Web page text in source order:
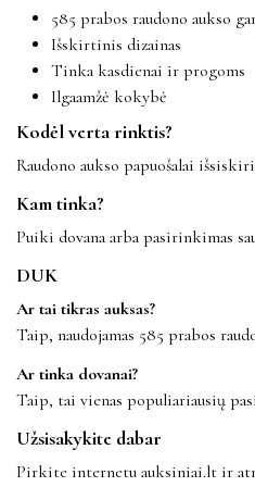
585 prabos raudono aukso
Išskirtinis dizainas
Tinka kasdienai ir progoms
Ilgaamžė kokybė
Kodėl verta rinktis?
Raudono aukso papuošalai
Kam tinka?
Puiki dovana arba pasirinkimas
DUK
Ar tai tikras auksas?
Taip, naudojamas 585 prabos
Ar tinka dovanai?
Taip, tai vienas populiariausių
Užsisakykite dabar
Pirkite internetu auksiniai.lt ir